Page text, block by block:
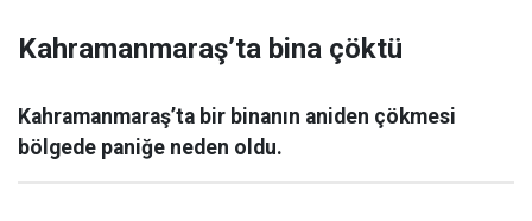
Kahramanmaraş’ta bina çöktü
Kahramanmaraş’ta bir binanın aniden çökmesi
bölgede paniğe neden oldu.